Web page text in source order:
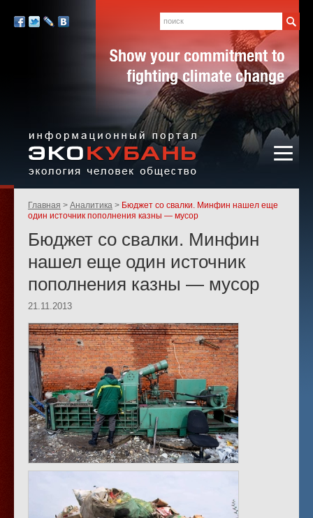
«ЭКО-КУБАНЬ»
человек,
общество
Родительские
страницы:
Главная Аналитика
Бюджет со свалки. Минфин нашел еще
один источник пополнения казны — мусор
Бюджет со свалки. Минфин
нашел еще один источник
пополнения казны — мусор
21.11.2013
Мы
Поиск